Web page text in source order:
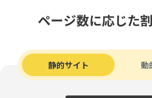
ページ数に応じた
静的サイト 動